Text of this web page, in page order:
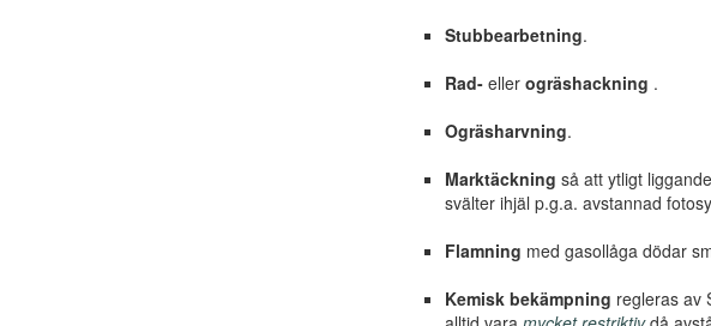
Stubbearbetning.
Rad- eller ogräshackning .
Ogräsharvning.
Marktäckning så att ytligt
svälter ihjäl p.g.a. avstannad
Flamning med gasollåga dödar
Kemisk bekämpning regleras av